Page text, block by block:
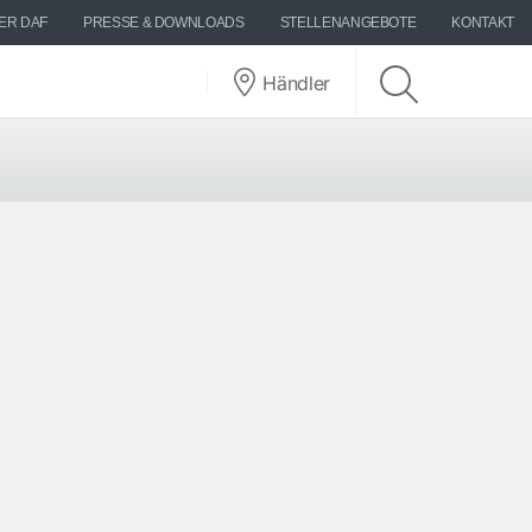
DAF PRESSE & DOWNLOADS STELLENANGEBOTE KONTAKT
Händler